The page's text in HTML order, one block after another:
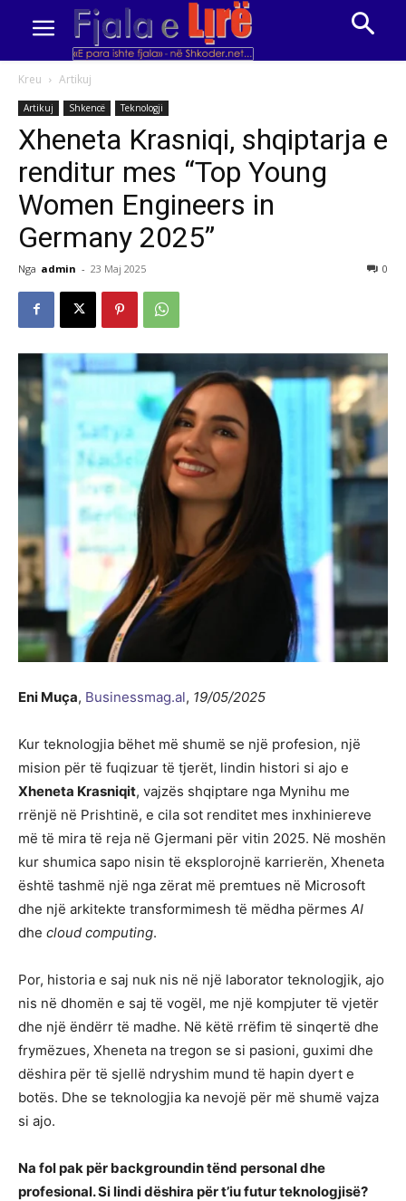
Kreu Artikuj
Artikuj Shkencë Teknologji
Xheneta Krasniqi, shqiptarja e
renditur mes “Top Young
Women Engineers in
Germany 2025”
Nga admin - 23 Maj 2025 0
Eni Muça, Businessmag.al, 19/05/2025
Kur teknologjia bëhet më shumë se një profesion, një
mision për të fuqizuar të tjerët, lindin histori si ajo e
Xheneta Krasniqit, vajzës shqiptare nga Mynihu me
rrënjë në Prishtinë, e cila sot renditet mes inxhiniereve
më të mira të reja në Gjermani për vitin 2025. Në moshën
kur shumica sapo nisin të eksplorojnë karrierën, Xheneta
është tashmë një nga zërat më premtues në Microsoft
dhe një arkitekte transformimesh të mëdha përmes AI
dhe cloud computing.
Por, historia e saj nuk nis në një laborator teknologjik, ajo
nis në dhomën e saj të vogël, me një kompjuter të vjetër
dhe një ëndërr të madhe. Në këtë rrëfim të sinqertë dhe
frymëzues, Xheneta na tregon se si pasioni, guximi dhe
dëshira për të sjellë ndryshim mund të hapin dyert e
botës. Dhe se teknologjia ka nevojë për më shumë vajza
si ajo.
Na fol pak për backgroundin tënd personal dhe
profesional. Si lindi dëshira për t’iu futur teknologjisë?